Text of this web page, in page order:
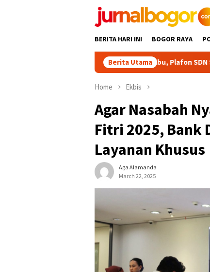
BERITA HARI INI BOGOR RAYA
Berita Utama
Ditopang Bambu, Plafon SDN Sukamaju 08
Home Ekbis
Agar Nasabah
Fitri 2025, Bank
Layanan Khusus
Aga Alamanda
March 22, 2025